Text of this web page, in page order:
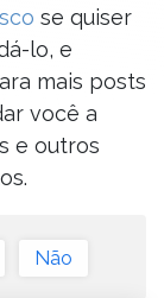
se quiser
lo, e
mais posts
você a
e outros
Não